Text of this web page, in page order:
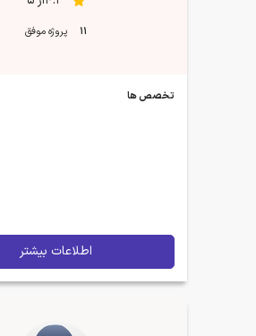
11 پروژه موفق
تخصص ها
اطلاعات بیشتر